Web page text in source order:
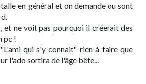
en général et on demande ou sont
, et ne voit pas pourquoi il créerait des
pc !
qui s'y connait" rien à faire que
l'ado sortira de l'âge bête...